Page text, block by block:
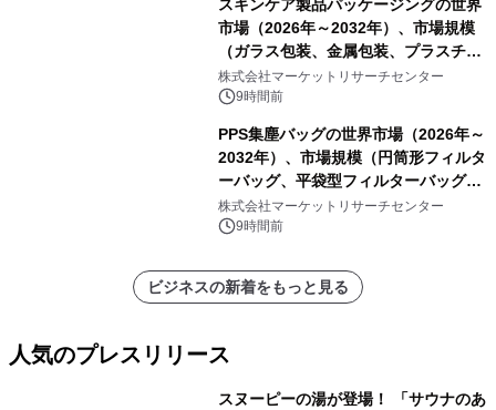
スキンケア製品パッケージングの世界
市場（2026年～2032年）、市場規模
（ガラス包装、金属包装、プラスチッ
ク包装、その他）・分析レポートを発
表
株式会社マーケットリサーチセンター
9時間前
PPS集塵バッグの世界市場（2026年～
2032年）、市場規模（円筒形フィルタ
ーバッグ、平袋型フィルターバッグ、
プリーツフィルターバッグ、その
他）・分析レポートを発表
株式会社マーケットリサーチセンター
9時間前
ビジネスの新着をもっと見る
人気のプレスリリース
スヌーピーの湯が登場！ 「サウナのあ